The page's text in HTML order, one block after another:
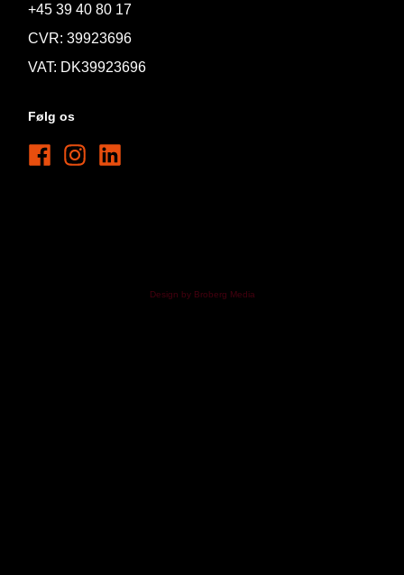
+45 39 40 80 17
CVR: 39923696
VAT: DK39923696
Følg os
Design by Broberg Media